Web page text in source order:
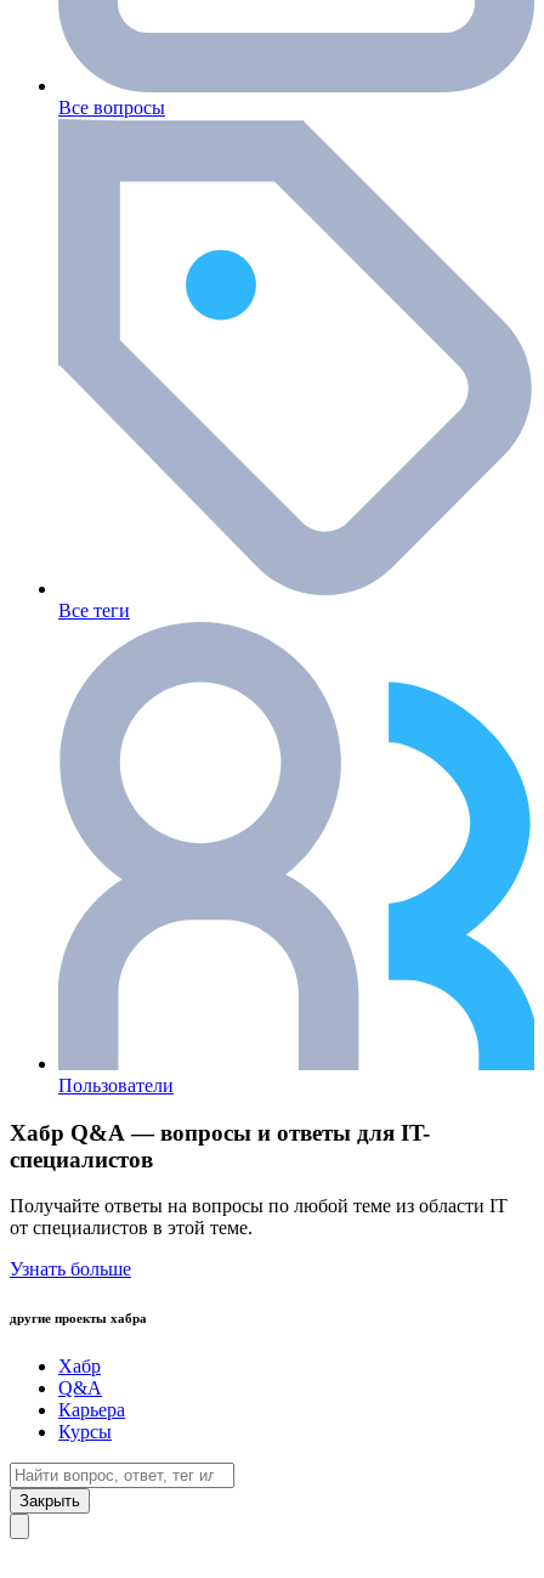
Все вопросы
Все теги
Пользователи
Хабр Q&A — вопросы и ответы для IT-
специалистов
Получайте ответы на вопросы по любой теме из области IT
от специалистов в этой теме.
Узнать больше
другие проекты хабра
Хабр
Q&A
Карьера
Курсы
Закрыть